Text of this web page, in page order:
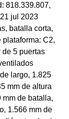
818.339.807,
jul 2023
batalla corta,
C2,
de 5 puertas
largo, 1.825
mm de altura
mm de batalla,
1.566 mm de